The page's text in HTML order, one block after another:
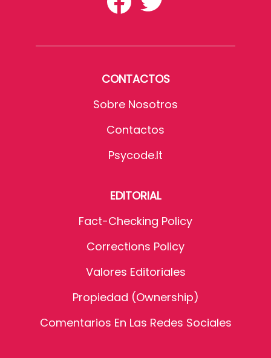
CONTACTOS
Sobre Nosotros
Contactos
Psycode.it
EDITORIAL
Fact-Checking Policy
Corrections Policy
Valores Editoriales
Propiedad (Ownership)
Comentarios En Las Redes Sociales